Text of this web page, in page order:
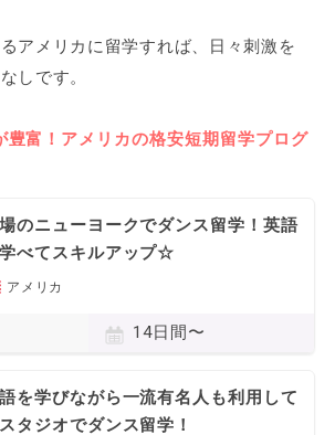
アメリカに留学すれば、日々刺激を
しです。
豊富！アメリカの格安短期留学プログ
のニューヨークでダンス留学！英語
べてスキルアップ☆
アメリカ
14日間〜
を学びながら一流有名人も利用して
タジオでダンス留学！